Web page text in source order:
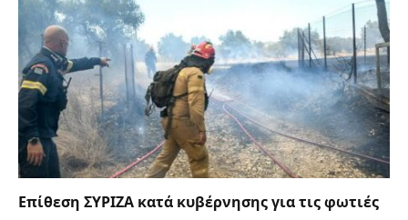
Επίθεση ΣΥΡΙΖΑ κατά κυβέρνησης για τις φωτιές